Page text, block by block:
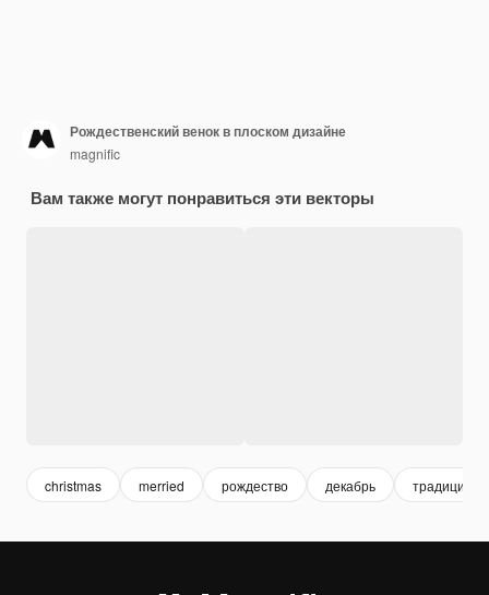
Рождественский венок в плоском дизайне
magnific
Вам также могут понравиться эти векторы
christmas merried рождество декабрь традиции